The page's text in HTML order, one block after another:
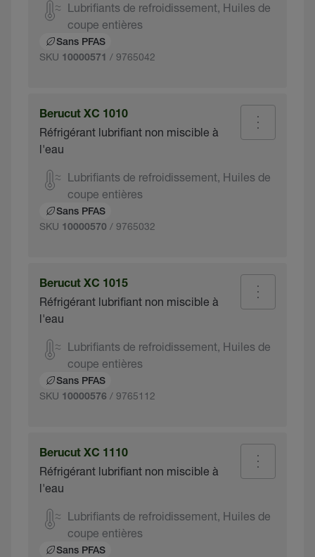
Lubrifiants de refroidissement, Huiles de
coupe entières
Sans PFAS
SKU 10000571 / 9765042
Berucut XC 1010
Réfrigérant lubrifiant non miscible à
l'eau
Lubrifiants de refroidissement, Huiles de
coupe entières
Sans PFAS
SKU 10000570 / 9765032
Berucut XC 1015
Réfrigérant lubrifiant non miscible à
l'eau
Lubrifiants de refroidissement, Huiles de
coupe entières
Sans PFAS
SKU 10000576 / 9765112
Berucut XC 1110
Réfrigérant lubrifiant non miscible à
l'eau
Lubrifiants de refroidissement, Huiles de
coupe entières
Sans PFAS